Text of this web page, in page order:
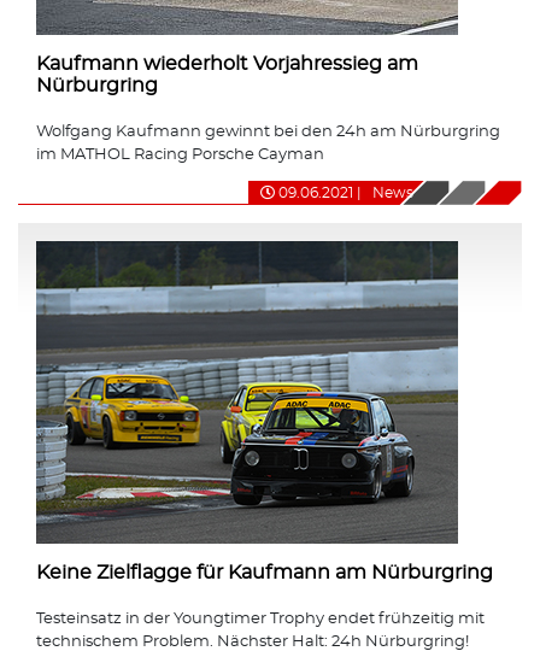
Kaufmann wiederholt Vorjahressieg am
Nürburgring
Wolfgang Kaufmann gewinnt bei den 24h am Nürburgring
im MATHOL Racing Porsche Cayman
09.06.2021 News
Keine Zielflagge für Kaufmann am Nürburgring
Testeinsatz in der Youngtimer Trophy endet frühzeitig mit
technischem Problem. Nächster Halt: 24h Nürburgring!